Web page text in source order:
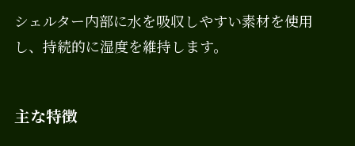
シェルター内部に水を吸収しやすい素材を使用
し、持続的に湿度を維持します。
主な特徴